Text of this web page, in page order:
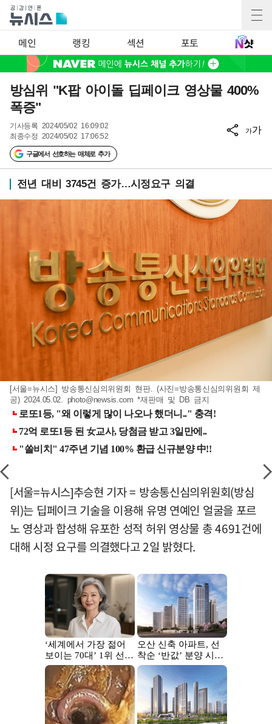
메인 랭킹 섹션 포토
방심위 "K팝 아이돌 딥페이크 영상물 400%
폭증"
기사등록 2024/05/02 16:09:02
최종수정 2024/05/02 17:06:52
구글에서 선호하는 매체로 추가
가가
전년 대비 3745건 증가…시정요구 의결
[서울=뉴시스] 방송통신심의위원회 현판. (사진=방송통신심의위원회 제
공) 2024.05.02. photo@newsis.com *재판매 및 DB 금지
[서울=뉴시스]추승현 기자 = 방송통신심의위원회(방심
위)는 딥페이크 기술을 이용해 유명 연예인 얼굴을 포르
노 영상과 합성해 유포한 성적 허위 영상물 총 4691건에
대해 시정 요구를 의결했다고 2일 밝혔다.